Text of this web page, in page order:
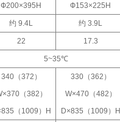
Ф200×395H Ф153×225H
约 9.4L 约 3.9L
22 17.3
5~35℃
340（372）
（382）
（1009）H
330（362）
W×470（482）
D×835（1009）H